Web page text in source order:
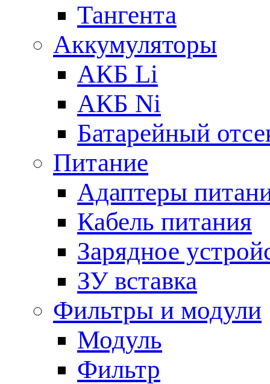
Тангента
Аккумуляторы
АКБ Li
АКБ Ni
Батарейный
Питание
Адаптеры
Кабель питания
Зарядное
ЗУ вставка
Фильтры и модули
Модуль
Фильтр